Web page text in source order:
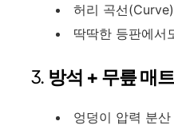
허리 곡선
딱딱한 등판에서
3. 방석 + 무릎 매트
엉덩이 압력 분